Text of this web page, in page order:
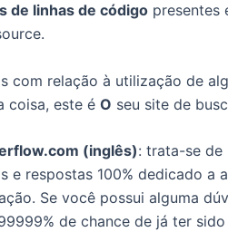
de linhas de código presentes
com relação à utilização de
coisa, este é O seu site de
(inglês): trata-se
e respostas 100% dedicado a
Se você possui alguma
de chance de já ter